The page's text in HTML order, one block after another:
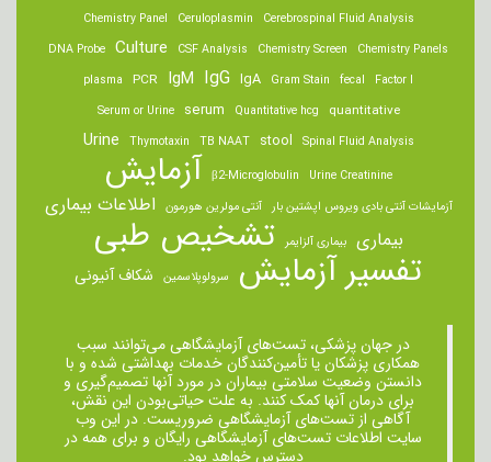
Cerebrospinal Fluid Analysis
Ceruloplasmin
Chemistry Panel
Chemistry Panels
Chemistry Screen
CSF Analysis
Culture
DNA Probe
Factor I
fecal
Gram Stain
IgA
IgG
IgM
PCR
plasma
quantitative
Quantitative hcg
serum
Serum or Urine
Spinal Fluid Analysis
stool
TB NAAT
Thymotaxin
Urine
Urine Creatinine
β2-Microglobulin آزمایش
آزمایشات آنتی بادی ویروس اپشتین بار آنتی مولرین هورمون اطلاعات بیماری
بیماری بیماری آلزایمر تشخیص طبی
تفسیر آزمایش سرولوپلاسمین شکاف آنیونی
در جهان پزشکی، تست‌های آزمایشگاهی می‌توانند سبب
همکاری پزشکان یا تأمین‌کنندگان خدمات بهداشتی شده و با
دانستن وضعیت سلامتی بیماران در مورد آنها تصمیم‌گیری و
برای درمان ‌آنها کمک کنند. به علت حیاتی‌بودن این نقش،
آگاهی از تست‌های آزمایشگاهی ضروریست. در این وب
سایت اطلاعات تست‌های آزمایشگاهی رایگان و برای همه در
دسترس خواهد بود.